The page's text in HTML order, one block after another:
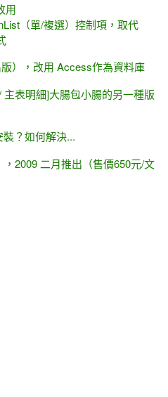
用
（單/複選）控制項，取代
），改用 Access作為資料庫
表明細]大腸包小腸的另一種版
？如何解決...
2009 二月推出（售價650元/文